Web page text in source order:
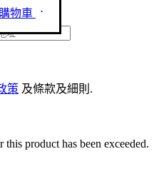
物車
。
策 及條款及細則.
product has been exceeded.